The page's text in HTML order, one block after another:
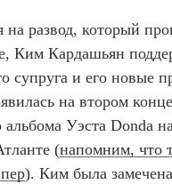
на развод, который
Ким Кардашьян
супруга и его новые
на втором
Уэста Donda
(напомним, что
). Ким была